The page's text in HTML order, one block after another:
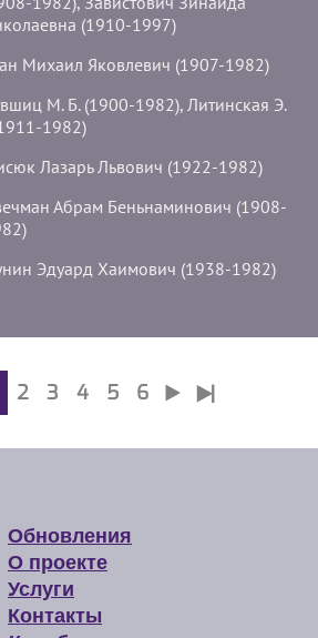
(1910-1997)
Михаил Яковлевич (1907-1982)
М. Б. (1900-1982), Литинская Э.
1982)
Лазарь Львович (1922-1982)
Абрам Беньнаминович (1908-
Эдуард Хаимович (1938-1982)
2 3 4 5 6
Обновления
О проекте
Услуги
Контакты